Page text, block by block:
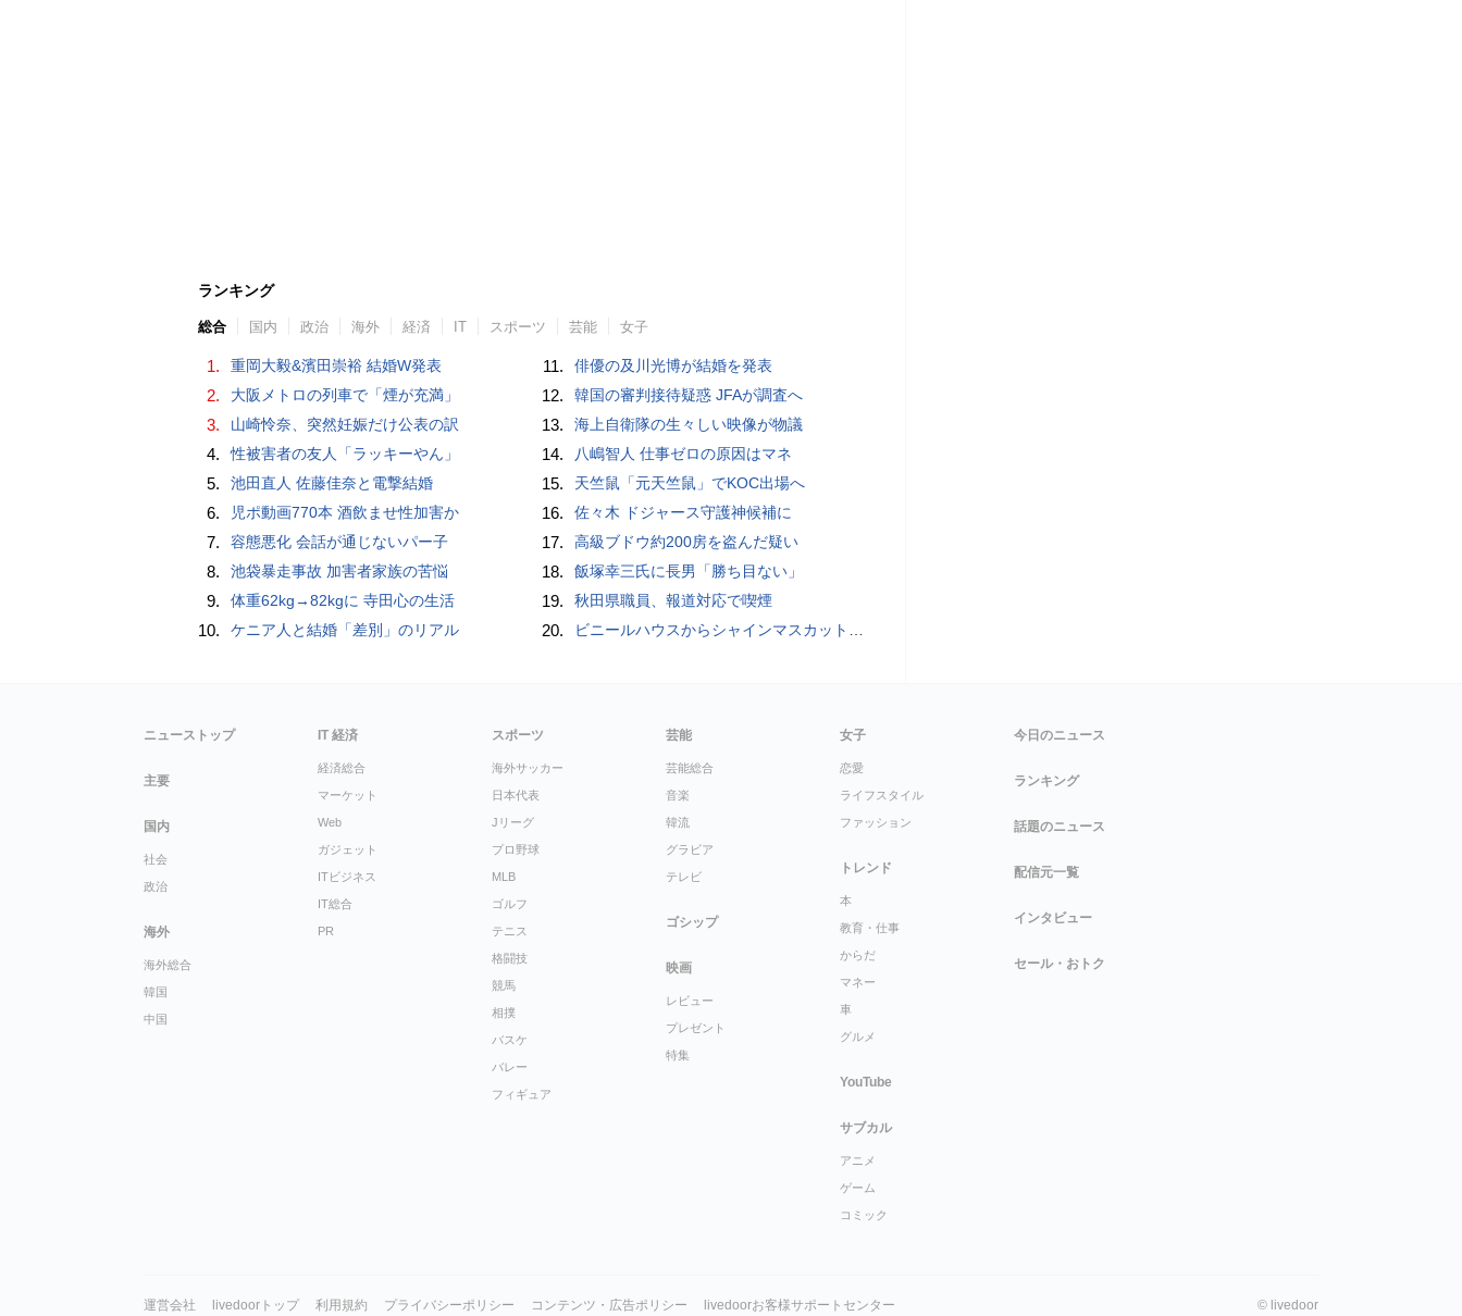
ランキング
総合 国内 政治 海外 経済 IT スポーツ 芸能 女子
1. 重岡大毅&濱田崇裕 結婚W発表
2. 大阪メトロの列車で「煙が充満」
3. 山崎怜奈、突然妊娠だけ公表の訳
4. 性被害者の友人「ラッキーやん」
5. 池田直人 佐藤佳奈と電撃結婚
6. 児ポ動画770本 酒飲ませ性加害か
7. 容態悪化 会話が通じないパー子
8. 池袋暴走事故 加害者家族の苦悩
9. 体重62kg→82kgに 寺田心の生活
10. ケニア人と結婚「差別」のリアル
11. 俳優の及川光博が結婚を発表
12. 韓国の審判接待疑惑 JFAが調査へ
13. 海上自衛隊の生々しい映像が物議
14. 八嶋智人 仕事ゼロの原因はマネ
15. 天竺鼠「元天竺鼠」でKOC出場へ
16. 佐々木 ドジャース守護神候補に
17. 高級ブドウ約200房を盗んだ疑い
18. 飯塚幸三氏に長男「勝ち目ない」
19. 秋田県職員、報道対応で喫煙
20. ビニールハウスからシャインマスカット約200房を盗んだ疑い ネットで販売か 無職の男（42）逮捕 岡山県警
ニューストップ
主要
国内
社会
政治
海外
海外総合
韓国
中国
IT 経済
経済総合
マーケット
Web
ガジェット
ITビジネス
IT総合
PR
スポーツ
海外サッカー
日本代表
Jリーグ
プロ野球
MLB
ゴルフ
テニス
格闘技
競馬
相撲
バスケ
バレー
フィギュア
芸能
芸能総合
音楽
韓流
グラビア
テレビ
ゴシップ
映画
レビュー
プレゼント
特集
女子
恋愛
ライフスタイル
ファッション
トレンド
本
教育・仕事
からだ
マネー
車
グルメ
YouTube
サブカル
アニメ
ゲーム
コミック
今日のニュース
ランキング
話題のニュース
配信元一覧
インタビュー
セール・おトク
運営会社 livedoorトップ 利用規約 プライバシーポリシー コンテンツ・広告ポリシー livedoorお客様サポートセンター © livedoor